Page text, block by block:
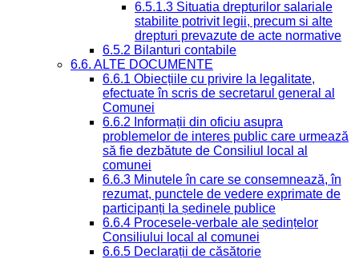
6.5.1.3 Situatia drepturilor salariale
stabilite potrivit legii, precum si alte
drepturi prevazute de acte normative
6.5.2 Bilanturi contabile
6.6. ALTE DOCUMENTE
6.6.1 Obiecțiile cu privire la legalitate,
efectuate în scris de secretarul general al
Comunei
6.6.2 Informații din oficiu asupra
problemelor de interes public care urmează
să fie dezbătute de Consiliul local al
comunei
6.6.3 Minutele în care se consemnează, în
rezumat, punctele de vedere exprimate de
participanți la ședinele publice
6.6.4 Procesele-verbale ale ședințelor
Consiliului local al comunei
6.6.5 Declarații de căsătorie